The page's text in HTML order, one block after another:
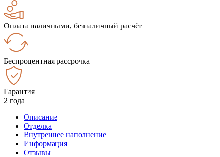
Оплата наличными, безналичный расчёт
Беспроцентная рассрочка
Гарантия
2 года
Описание
Отделка
Внутреннее наполнение
Информация
Отзывы